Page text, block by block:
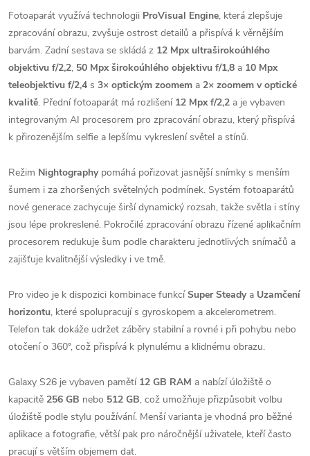
Fotoaparát využívá technologii ProVisual Engine, která zlepšuje
zpracování obrazu, zvyšuje ostrost detailů a přispívá k věrnějším
barvám. Zadní sestava se skládá z 12 Mpx ultraširokoúhlého
objektivu f/2,2, 50 Mpx širokoúhlého objektivu f/1,8 a 10 Mpx
teleobjektivu f/2,4 s 3× optickým zoomem a 2× zoomem v optické
kvalitě. Přední fotoaparát má rozlišení 12 Mpx f/2,2 a je vybaven
integrovaným AI procesorem pro zpracování obrazu, který přispívá
k přirozenějším selfie a lepšímu vykreslení světel a stínů.
Režim Nightographypomáhá pořizovat jasnější snímky s menším
šumem i za zhoršených světelných podmínek. Systém fotoaparátů
nové generace zachycuje širší dynamický rozsah, takže světla i stíny
jsou lépe prokreslené. Pokročilé zpracování obrazu řízené aplikačním
procesorem redukuje šum podle charakteru jednotlivých snímačů a
zajišťuje kvalitnější výsledky i ve tmě.
Pro video je k dispozici kombinace funkcíSuper Steadya Uzamčení
horizontu, které spolupracují s gyroskopem a akcelerometrem.
Telefon tak dokáže udržet záběry stabilní a rovné i při pohybu nebo
otočení o 360°, což přispívá k plynulému a klidnému obrazu.
Galaxy S26 je vybaven pamětí 12 GB RAM a nabízí úložiště o
kapacitě 256 GB nebo 512 GB, což umožňuje přizpůsobit volbu
úložiště podle stylu používání. Menší varianta je vhodná pro běžné
aplikace a fotografie, větší pak pro náročnější uživatele, kteří často
pracují s větším objemem dat.